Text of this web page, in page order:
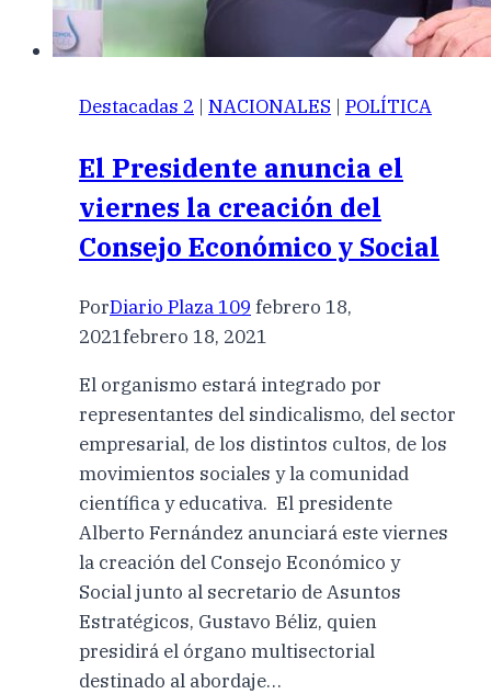
Destacadas 2 | NACIONALES | POLÍTICA
El Presidente anuncia el
viernes la creación del
Consejo Económico y Social
PorDiario Plaza 109 febrero 18,
2021febrero 18, 2021
El organismo estará integrado por
representantes del sindicalismo, del sector
empresarial, de los distintos cultos, de los
movimientos sociales y la comunidad
científica y educativa. El presidente
Alberto Fernández anunciará este viernes
la creación del Consejo Económico y
Social junto al secretario de Asuntos
Estratégicos, Gustavo Béliz, quien
presidirá el órgano multisectorial
destinado al abordaje…